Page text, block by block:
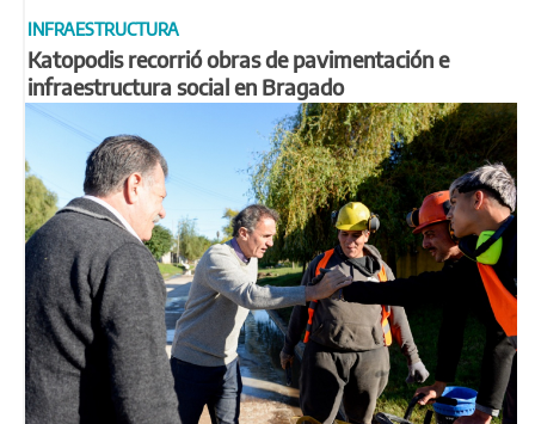
INFRAESTRUCTURA
Katopodis recorrió obras de pavimentación e
infraestructura social en Bragado